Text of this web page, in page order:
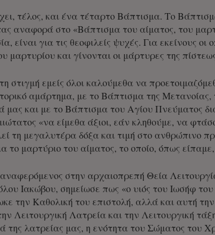
τέλος, και ένα τέταρτο Βάπτισμα. Το
αναφορά στο «Βάπτισμα του αίματος, του
είναι για τις θεοφιλείς ψυχές. Για εκείνους οι
μαρτυρίου και γίνονται οι μάρτυρες της
στιγμή εμείς όλοι καλούμεθα να
αμάρτημα, με το Βάπτισμα της
μας και με το Βάπτισμα του Αγίου Πνεύματος
«να είμεθα άξιοι, εάν κληθούμε, να
τη μεγαλυτέρα δόξα και τιμή στο ανθρώπινο
το μαρτύριο του αίματος, το οποίο, όπως
στην αρχαιοπρεπή Θεία
Ιακώβου, σημείωσε πως «ο υιός του Ιωσήφ
την Καθολική του επιστολή, αλλά και αυτή
Λειτουργική Λατρεία και την Λειτουργική
της λατρείας μας, η ενότητα του Σώματος του